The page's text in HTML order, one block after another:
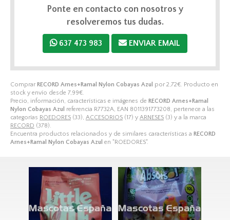
Comprar RECORD Arnes+Ramal Nylon Cobayas Azul por 2,72€ . Producto en
stock y envío desde 7,99€
Precio, información, características e imágenes de RECORD Arnes+Ramal
Nylon Cobayas Azul
referencia R7732A, EAN 8011391773208, pertenece a las
categorías ROEDORES (33), ACCESORIOS (17) y ARNESES (3) y a la marca
RECORD (378).
Encuentra productos relacionados y de similares características a RECORD
Arnes+Ramal Nylon Cobayas Azul en "ROEDORES".
Ponte en contacto con nosotros y
resolveremos tus dudas.
637 473 983 ENVIAR EMAIL